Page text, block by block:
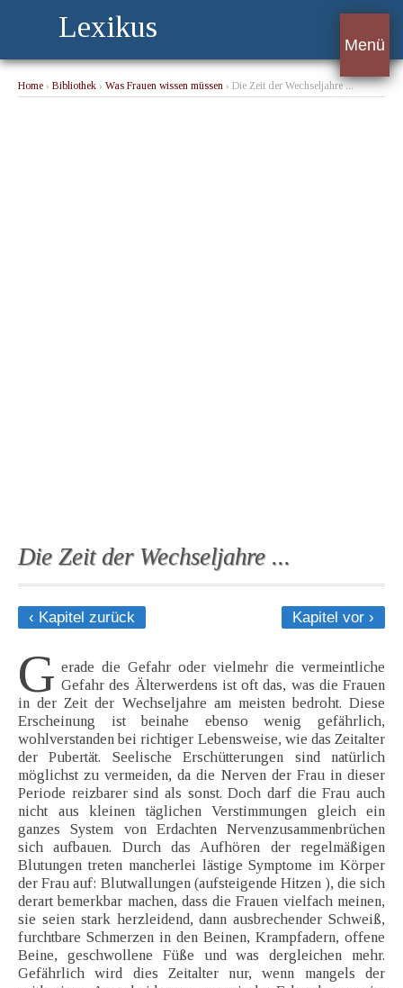
Lexikus
Menü
Home › Bibliothek › Was Frauen wissen müssen › Die Zeit der Wechseljahre ...
Die Zeit der Wechseljahre ...
‹ Kapitel zurück Kapitel vor ›
G erade die Gefahr oder vielmehr die vermeintliche
Gefahr des Älterwerdens ist oft das, was die Frauen
in der Zeit der Wechseljahre am meisten bedroht. Diese
Erscheinung ist beinahe ebenso wenig gefährlich,
wohlverstanden bei richtiger Lebensweise, wie das Zeitalter
der Pubertät. Seelische Erschütterungen sind natürlich
möglichst zu vermeiden, da die Nerven der Frau in dieser
Periode reizbarer sind als sonst. Doch darf die Frau auch
nicht aus kleinen täglichen Verstimmungen gleich ein
ganzes System von Erdachten Nervenzusammenbrüchen
sich aufbauen. Durch das Aufhören der regelmäßigen
Blutungen treten mancherlei lästige Symptome im Körper
der Frau auf: Blutwallungen (aufsteigende Hitzen ), die sich
derart bemerkbar machen, dass die Frauen vielfach meinen,
sie seien stark herzleidend, dann ausbrechender Schweiß,
furchtbare Schmerzen in den Beinen, Krampfadern, offene
Beine, geschwollene Füße und was dergleichen mehr.
Gefährlich wird dies Zeitalter nur, wenn mangels der